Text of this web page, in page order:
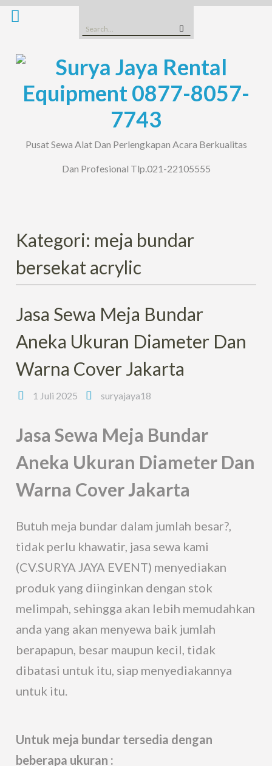
Skip
Search
for:
Pusat Sewa Alat Dan Perlengkapan Acara Berkualitas
Dan Profesional Tlp.021-22105555
Kategori: meja bundar
bersekat acrylic
Jasa Sewa Meja Bundar
Aneka Ukuran Diameter Dan
Warna Cover Jakarta
1 Juli 2025 suryajaya18
Jasa Sewa Meja Bundar
Aneka Ukuran Diameter Dan
Warna Cover Jakarta
Butuh meja bundar dalam jumlah besar?,
tidak perlu khawatir, jasa sewa kami
(CV.SURYA JAYA EVENT) menyediakan
produk yang diinginkan dengan stok
melimpah, sehingga akan lebih memudahkan
anda yang akan menyewa baik jumlah
berapapun, besar maupun kecil, tidak
dibatasi untuk itu, siap menyediakannya
untuk itu.
Untuk meja bundar tersedia dengan
beberapa ukuran :